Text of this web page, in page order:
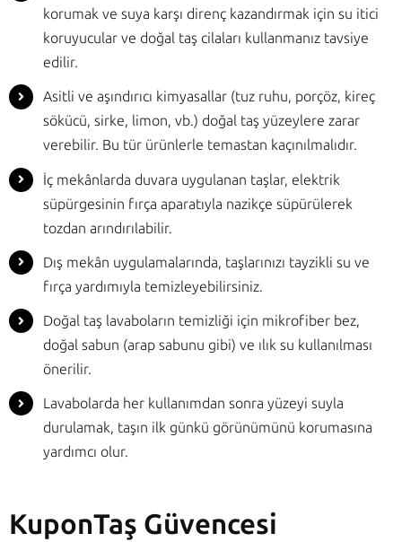
korumak ve suya karşı direnç kazandırmak için su itici
koruyucular ve doğal taş cilaları kullanmanız tavsiye
edilir.
Asitli ve aşındırıcı kimyasallar (tuz ruhu, porçöz, kireç
sökücü, sirke, limon, vb.) doğal taş yüzeylere zarar
verebilir. Bu tür ürünlerle temastan kaçınılmalıdır.
İç mekânlarda duvara uygulanan taşlar, elektrik
süpürgesinin fırça aparatıyla nazikçe süpürülerek
tozdan arındırılabilir.
Dış mekân uygulamalarında, taşlarınızı tayzikli su ve
fırça yardımıyla temizleyebilirsiniz.
Doğal taş lavaboların temizliği için mikrofiber bez,
doğal sabun (arap sabunu gibi) ve ılık su kullanılması
önerilir.
Lavabolarda her kullanımdan sonra yüzeyi suyla
durulamak, taşın ilk günkü görünümünü korumasına
yardımcı olur.
KuponTaş Güvencesi